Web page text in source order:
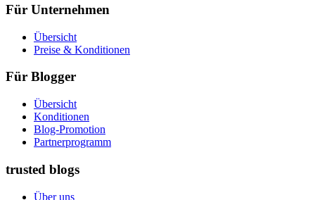
Für Unternehmen
Übersicht
Preise & Konditionen
Für Blogger
Übersicht
Konditionen
Blog-Promotion
Partnerprogramm
trusted blogs
Über uns